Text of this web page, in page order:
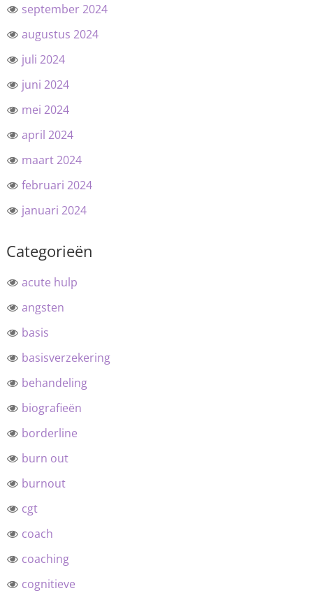
september 2024
augustus 2024
juli 2024
juni 2024
mei 2024
april 2024
maart 2024
februari 2024
januari 2024
Categorieën
acute hulp
angsten
basis
basisverzekering
behandeling
biografieën
borderline
burn out
burnout
cgt
coach
coaching
cognitieve